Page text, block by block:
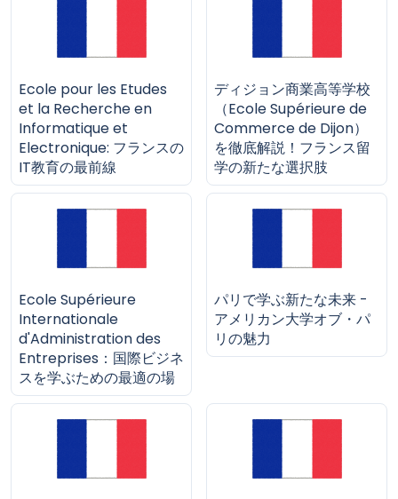
Ecole pour les Etudes
et la Recherche en
Informatique et
Electronique: フランスの
IT教育の最前線
ディジョン商業高等学校
（Ecole Supérieure de
Commerce de Dijon）
を徹底解説！フランス留
学の新たな選択肢
Ecole Supérieure
Internationale
d'Administration des
Entreprises：国際ビジネ
スを学ぶための最適の場
パリで学ぶ新たな未来 -
アメリカン大学オブ・パ
リの魅力